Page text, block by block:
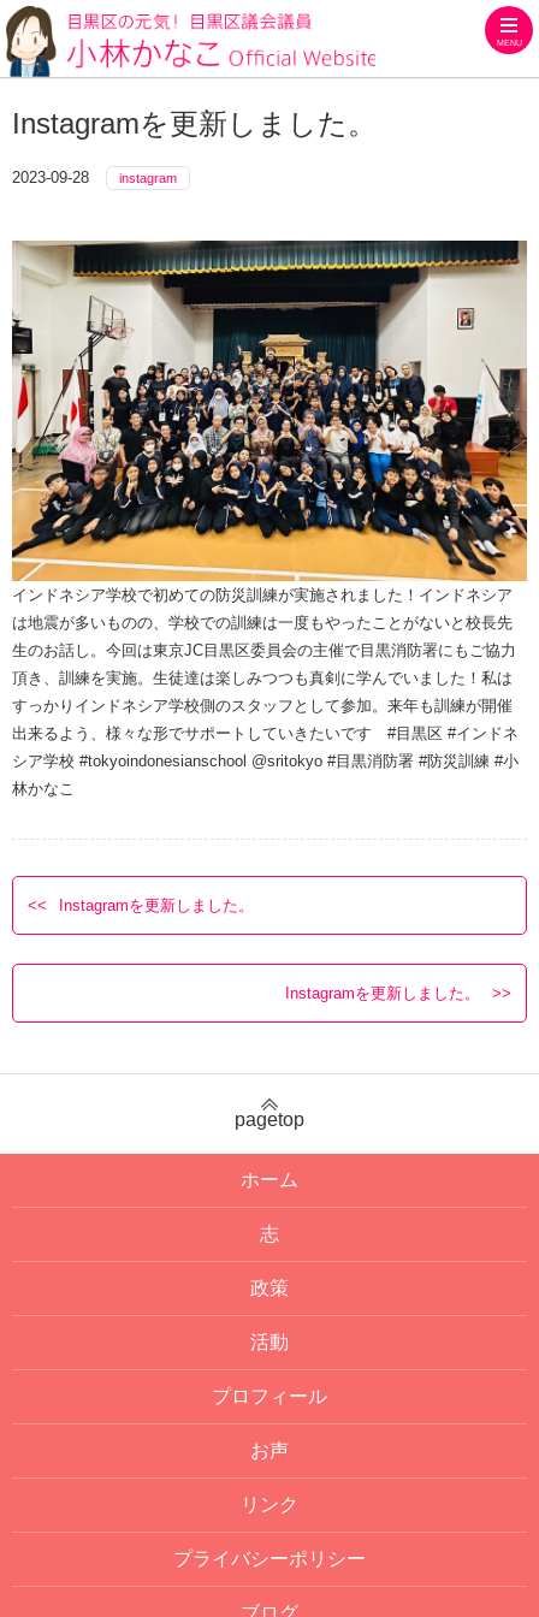
MENU
Instagramを更新しました。
2023-09-28 instagram
インドネシア学校で初めての防災訓練が実施されました！インドネシア
は地震が多いものの、学校での訓練は一度もやったことがないと校長先
生のお話し。今回は東京JC目黒区委員会の主催で目黒消防署にもご協力
頂き、訓練を実施。生徒達は楽しみつつも真剣に学んでいました！私は
すっかりインドネシア学校側のスタッフとして参加。来年も訓練が開催
出来るよう、様々な形でサポートしていきたいです #目黒区 #インドネ
シア学校 #tokyoindonesianschool @sritokyo #目黒消防署 #防災訓練 #小
林かなこ
Instagramを更新しました。
Instagramを更新しました。
pagetop
ホーム
志
政策
活動
プロフィール
お声
リンク
プライバシーポリシー